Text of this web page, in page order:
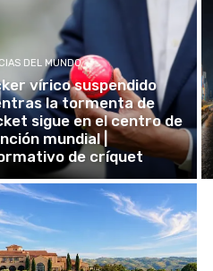
DEL MUNDO
vírico suspendido
la tormenta de
sigue en el centro de
mundial |
de críquet